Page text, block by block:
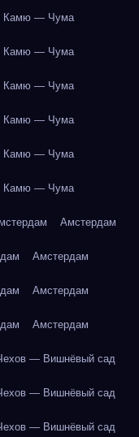
Камю — Чума
Камю — Чума
Камю — Чума
Камю — Чума
Камю — Чума
Камю — Чума
Амстердам
Амстердам
Амстердам
Амстердам
— Вишнёвый сад
— Вишнёвый сад
— Вишнёвый сад